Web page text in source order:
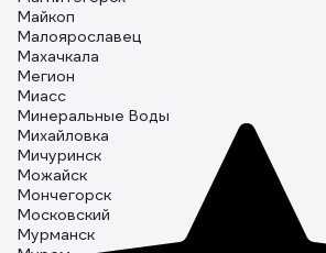
Майкоп
Малоярославец
Махачкала
Мегион
Миасс
Минеральные Воды
Михайловка
Мичуринск
Можайск
Мончегорск
Московский
Мурманск